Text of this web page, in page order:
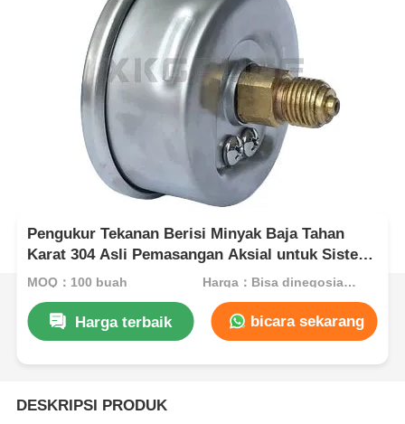
Pengukur Tekanan Berisi Minyak Baja Tahan
Karat 304 Asli Pemasangan Aksial untuk Sistem
Instrumentasi Tampilan Panel
MOQ：100 buah Harga：Bisa dinegosiasikan
Harga terbaik bicara sekarang
DESKRIPSI PRODUK